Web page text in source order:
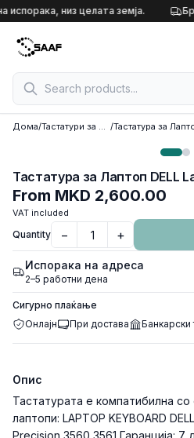
Skip to content
испорака, низ целата земја.
Дома/ Тастатури за лаптоп /
From MKD 2,600.00
VAT included
Quantity − +
Испорака на адреса
2–5 работни дена
Сигурно плаќање
Онлајн
При достава
Опис
Тастатурата е компатибилна
лаптопи: LAPTOP KEYBOARD
Precision 3560 3561 Гаранција: 7